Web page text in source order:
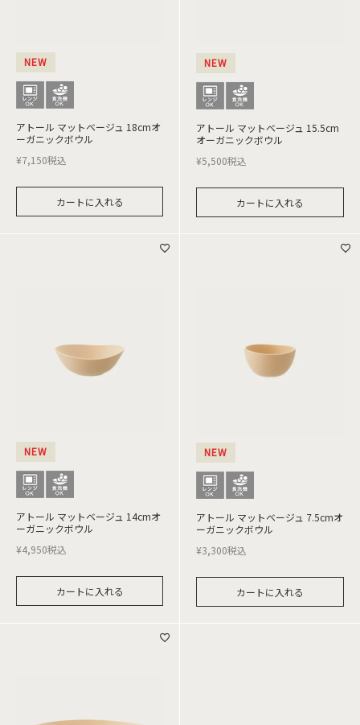
NEW
アトール マットベージュ 18cmオ
ーガニックボウル
¥7,150税込
カートに入れる
NEW
アトール マットベージュ 15.5cm
オーガニックボウル
¥5,500税込
カートに入れる
NEW
アトール マットベージュ 14cmオ
ーガニックボウル
¥4,950税込
カートに入れる
NEW
アトール マットベージュ 7.5cmオ
ーガニックボウル
¥3,300税込
カートに入れる